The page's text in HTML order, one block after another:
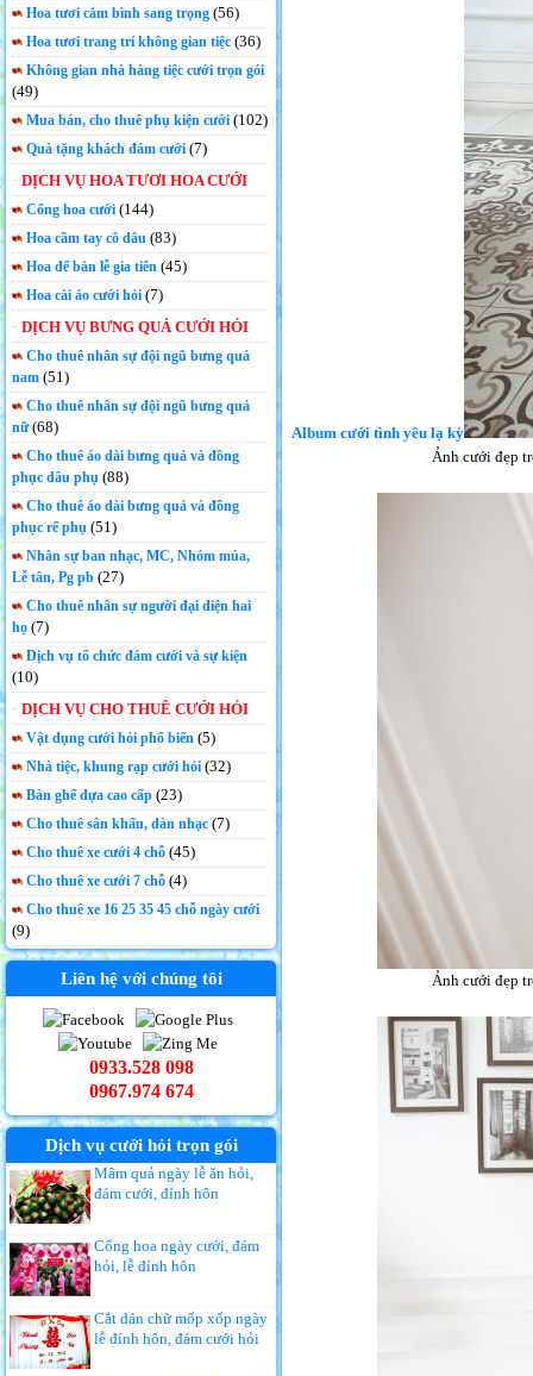
Hoa tươi cắm bình sang trọng (56)
Hoa tươi trang trí không gian tiệc (36)
Không gian nhà hàng tiệc cưới trọn gói
(49)
Mua bán, cho thuê phụ kiện cưới (102)
Quà tặng khách đám cưới (7)
DỊCH VỤ HOA TƯƠI HOA CƯỚI
Cổng hoa cưới (144)
Hoa cầm tay cô dâu(83)
Hoa để bàn lễ gia tiên (45)
Hoa cài áo cưới hỏi (7)
DỊCH VỤ BƯNG QUẢ CƯỚI HỎI
Cho thuê nhân sự đội ngũ bưng quả
nam (51)
Cho thuê nhân sự đội ngũ bưng quả
nữ(68)
Cho thuê áo dài bưng quả và đồng
phục dâu phụ (88)
Cho thuê áo dài bưng quả và đồng
phục rể phụ (51)
Nhân sự ban nhạc, MC, Nhóm múa,
Lễ tân, Pg pb (27)
Cho thuê nhân sự người đại diện hai
họ (7)
Dịch vụ tổ chức đám cưới và sự kiện
(10)
DỊCH VỤ CHO THUÊ CƯỚI HỎI
Vật dụng cưới hỏi phổ biến (5)
Nhà tiệc, khung rạp cưới hỏi (32)
Bàn ghế dựa cao cấp (23)
Cho thuê sân khấu, dàn nhạc (7)
Cho thuê xe cưới 4 chỗ (45)
Cho thuê xe cưới 7 chỗ (4)
Cho thuê xe 16 25 35 45 chỗ ngày cưới
(9)
Liên hệ với chúng tôi
0933.528 098
0967.974 674
Dịch vụ cưới hỏi trọn gói
Mâm quả ngày lễ ăn hỏi,
đám cưới, đính hôn
Cổng hoa ngày cưới, đám
hỏi, lễ đính hôn
Cắt dán chữ mốp xốp ngày
lễ đính hôn, đám cưới hỏi
Album cưới tình yêu lạ kỳ
Ảnh cưới đẹp
Ảnh cưới đẹp